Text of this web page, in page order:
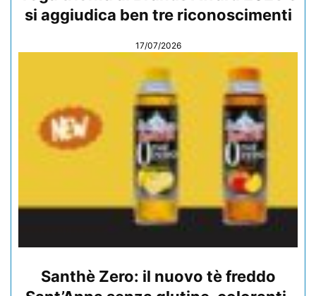
si aggiudica ben tre riconoscimenti
17/07/2026
Santhè Zero: il nuovo tè freddo